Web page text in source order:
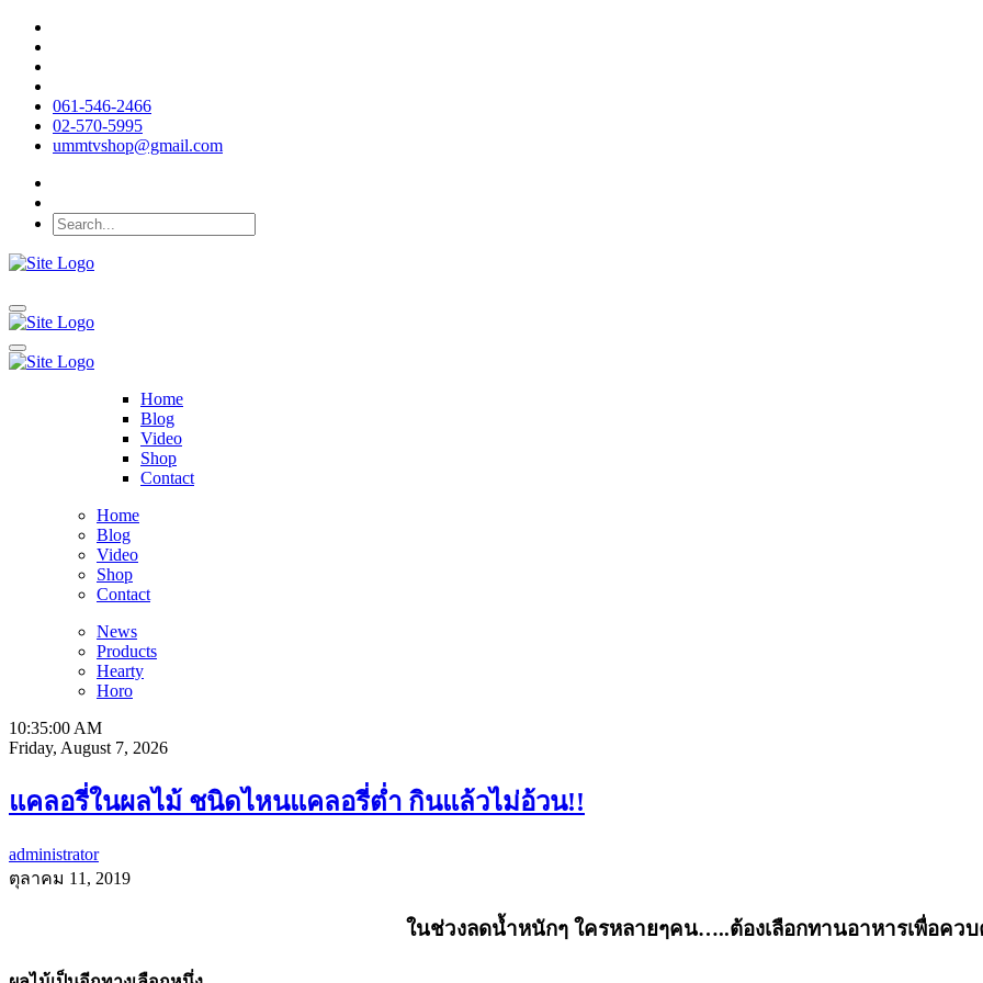
061-546-2466
02-570-5995
ummtvshop@gmail.com
Home
Blog
Video
Shop
Contact
Home
Blog
Video
Shop
Contact
News
Products
Hearty
Horo
10:35:01 AM
Friday, August 7, 2026
แคลอรี่ในผลไม้ ชนิดไหนแคลอรี่ต่ำ กินแล้วไม่อ้วน!!
administrator
ตุลาคม 11, 2019
ในช่วงลดน้ำหนักๆ ใครหลายๆคน…..ต้องเลือกทานอาหารเพื่อคว